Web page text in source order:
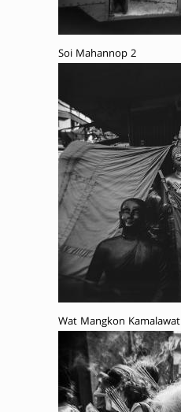
Soi Mahannop 2
Wat Mangkon Kamalawat